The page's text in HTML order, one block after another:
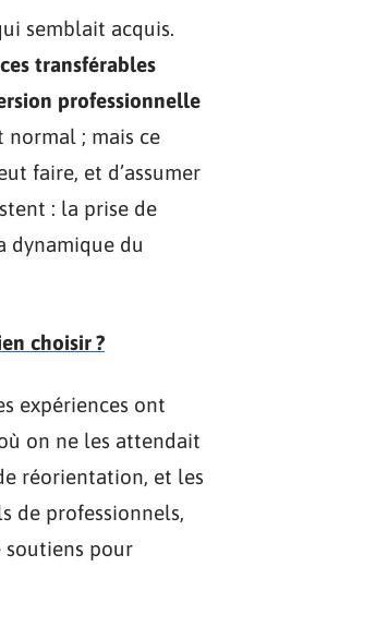
semblait acquis.
transférables
professionnelle
normal ; mais ce
faire, et d’assumer
: la prise de
dynamique du
choisir ?
expériences ont
on ne les attendait
réorientation, et les
de professionnels,
soutiens pour